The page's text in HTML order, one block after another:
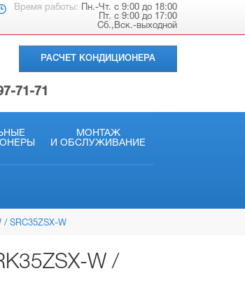
Время работы: Пн.-Чт. с 9:00 до 18:00
Пт. с 9:00 до 17:00
Сб.,Вск.-выходной
РАСЧЕТ КОНДИЦИОНЕРА
71-71
МОНТАЖ
И ОБСЛУЖИВАНИЕ
/ SRC35ZSX-W
W /